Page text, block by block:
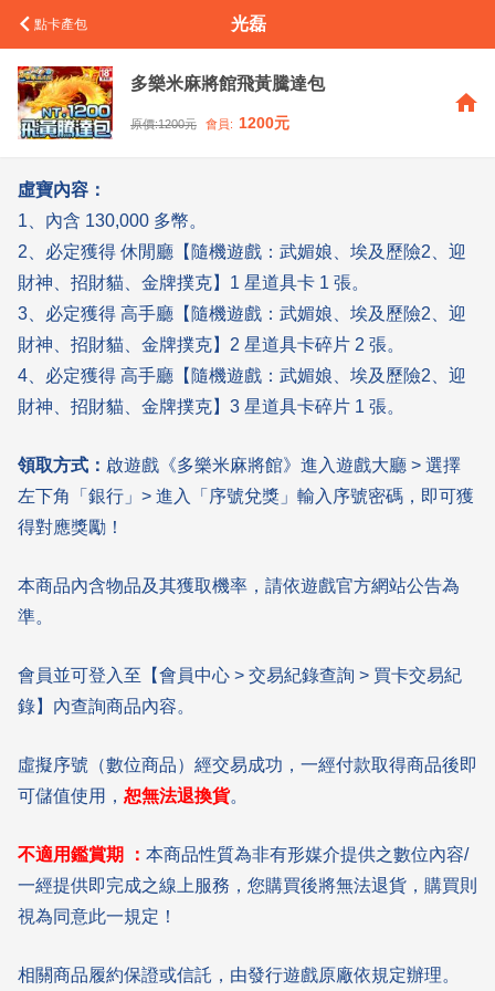
點卡產包 光磊
多樂米麻將館飛黃騰達包
原價:1200元 會員: 1200元
虛寶內容：
1、內含 130,000 多幣。
2、必定獲得 休閒廳【隨機遊戲：武媚娘、埃及歷險2、迎
財神、招財貓、金牌撲克】1 星道具卡 1 張。
3、必定獲得 高手廳【隨機遊戲：武媚娘、埃及歷險2、迎
財神、招財貓、金牌撲克】2 星道具卡碎片 2 張。
4、必定獲得 高手廳【隨機遊戲：武媚娘、埃及歷險2、迎
財神、招財貓、金牌撲克】3 星道具卡碎片 1 張。
領取方式： 啟遊戲《多樂米麻將館》進入遊戲大廳 > 選擇
左下角「銀行」> 進入「序號兌獎」輸入序號密碼，即可獲
得對應獎勵！
本商品內含物品及其獲取機率，請依遊戲官方網站公告為
準。
會員並可登入至【會員中心 > 交易紀錄查詢 > 買卡交易紀
錄】內查詢商品內容。
虛擬序號（數位商品）經交易成功，一經付款取得商品後即
可儲值使用， 恕無法退換貨。
不適用鑑賞期 ： 本商品性質為非有形媒介提供之數位內容/
一經提供即完成之線上服務，您購買後將無法退貨，購買則
視為同意此一規定！
相關商品履約保證或信託，由發行遊戲原廠依規定辦理。